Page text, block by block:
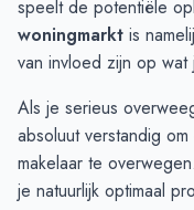
Oktober
€
November
€ 2.524.916
€
Januari
€
Februari
€
Maart
€
April
€
speelt de potentiële
woningmarkt is
van invloed zijn op
Als je serieus
absoluut verstandig
makelaar te
je natuurlijk optimaal